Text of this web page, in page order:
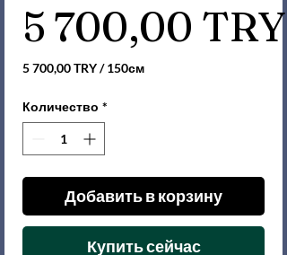
5 700,00 TRY
5 700,00 TRY/150см
за
150
Сантиметры
Количество *
Добавить в корзину
Купить сейчас